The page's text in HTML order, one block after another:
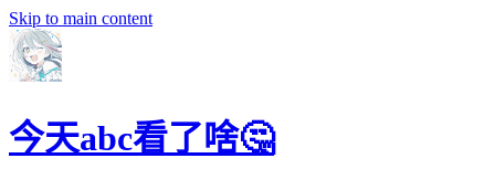
Skip to main content
今天abc看了啥🤔